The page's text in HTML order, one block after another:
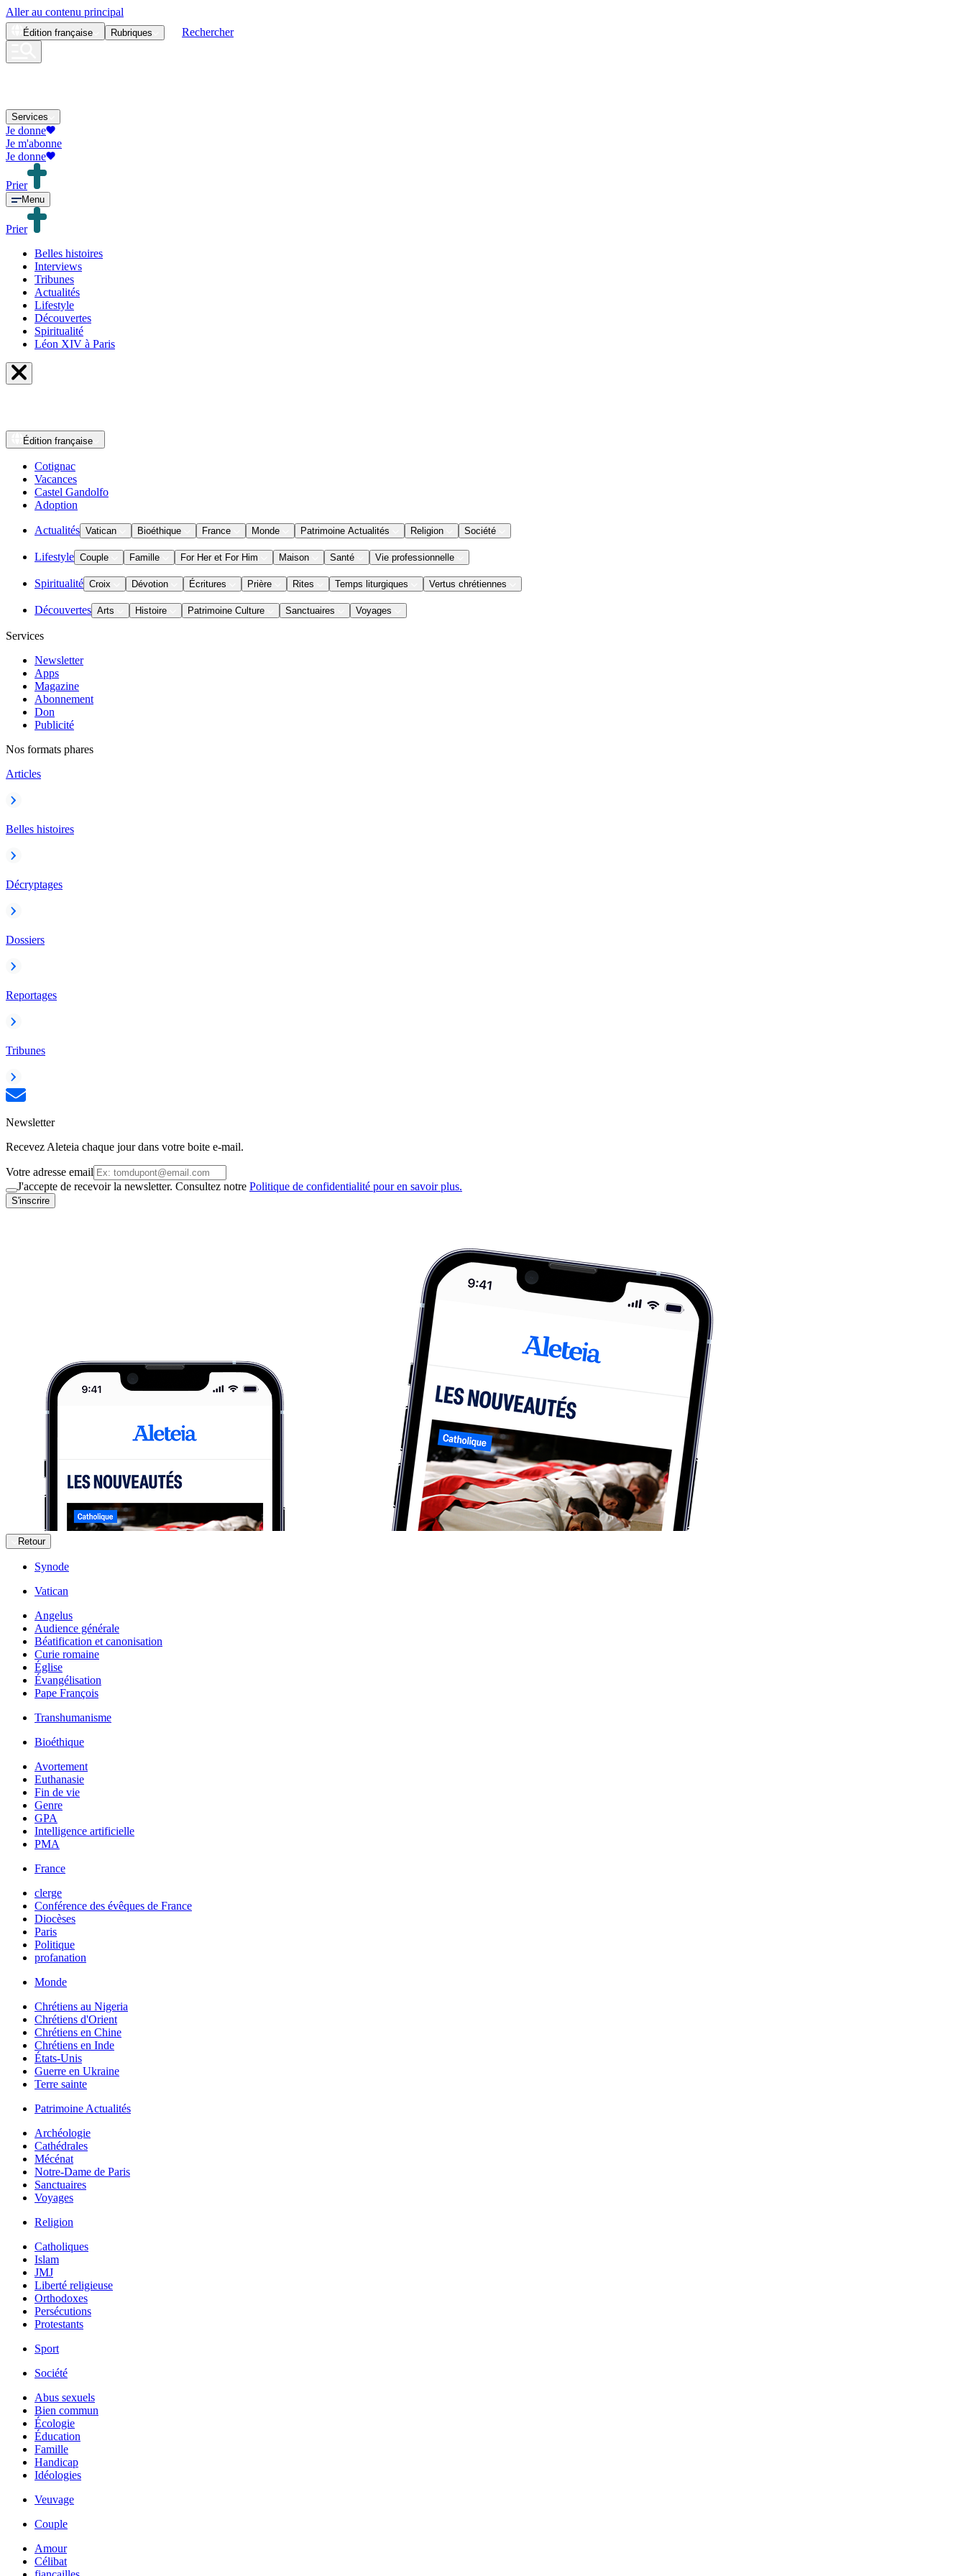
Aller au contenu principal
Édition française Rubriques Rechercher
Services
Je donne
Je m'abonne
Je donne
Prier
Menu
Prier
Belles histoires
Interviews
Tribunes
Actualités
Lifestyle
Découvertes
Spiritualité
Léon XIV à Paris
Édition française
Cotignac
Vacances
Castel Gandolfo
Adoption
Actualités Vatican Bioéthique France Monde Patrimoine Actualités Religion Société
Lifestyle Couple Famille For Her et For Him Maison Santé Vie professionnelle
Spiritualité Croix Dévotion Écritures Prière Rites Temps liturgiques Vertus chrétiennes
Découvertes Arts Histoire Patrimoine Culture Sanctuaires Voyages
Services
Newsletter
Apps
Magazine
Abonnement
Don
Publicité
Nos formats phares
Articles
Belles histoires
Décryptages
Dossiers
Reportages
Tribunes
Newsletter
Recevez Aleteia chaque jour dans votre boite e-mail.
Votre adresse email
J'accepte de recevoir la newsletter. Consultez notre Politique de confidentialité pour en savoir plus.
S'inscrire
Retour
Synode
Vatican
Angelus
Audience générale
Béatification et canonisation
Curie romaine
Église
Évangélisation
Pape François
Transhumanisme
Bioéthique
Avortement
Euthanasie
Fin de vie
Genre
GPA
Intelligence artificielle
PMA
France
clerge
Conférence des évêques de France
Diocèses
Paris
Politique
profanation
Monde
Chrétiens au Nigeria
Chrétiens d'Orient
Chrétiens en Chine
Chrétiens en Inde
États-Unis
Guerre en Ukraine
Terre sainte
Patrimoine Actualités
Archéologie
Cathédrales
Mécénat
Notre-Dame de Paris
Sanctuaires
Voyages
Religion
Catholiques
Islam
JMJ
Liberté religieuse
Orthodoxes
Persécutions
Protestants
Sport
Société
Abus sexuels
Bien commun
Écologie
Éducation
Famille
Handicap
Idéologies
Veuvage
Couple
Amour
Célibat